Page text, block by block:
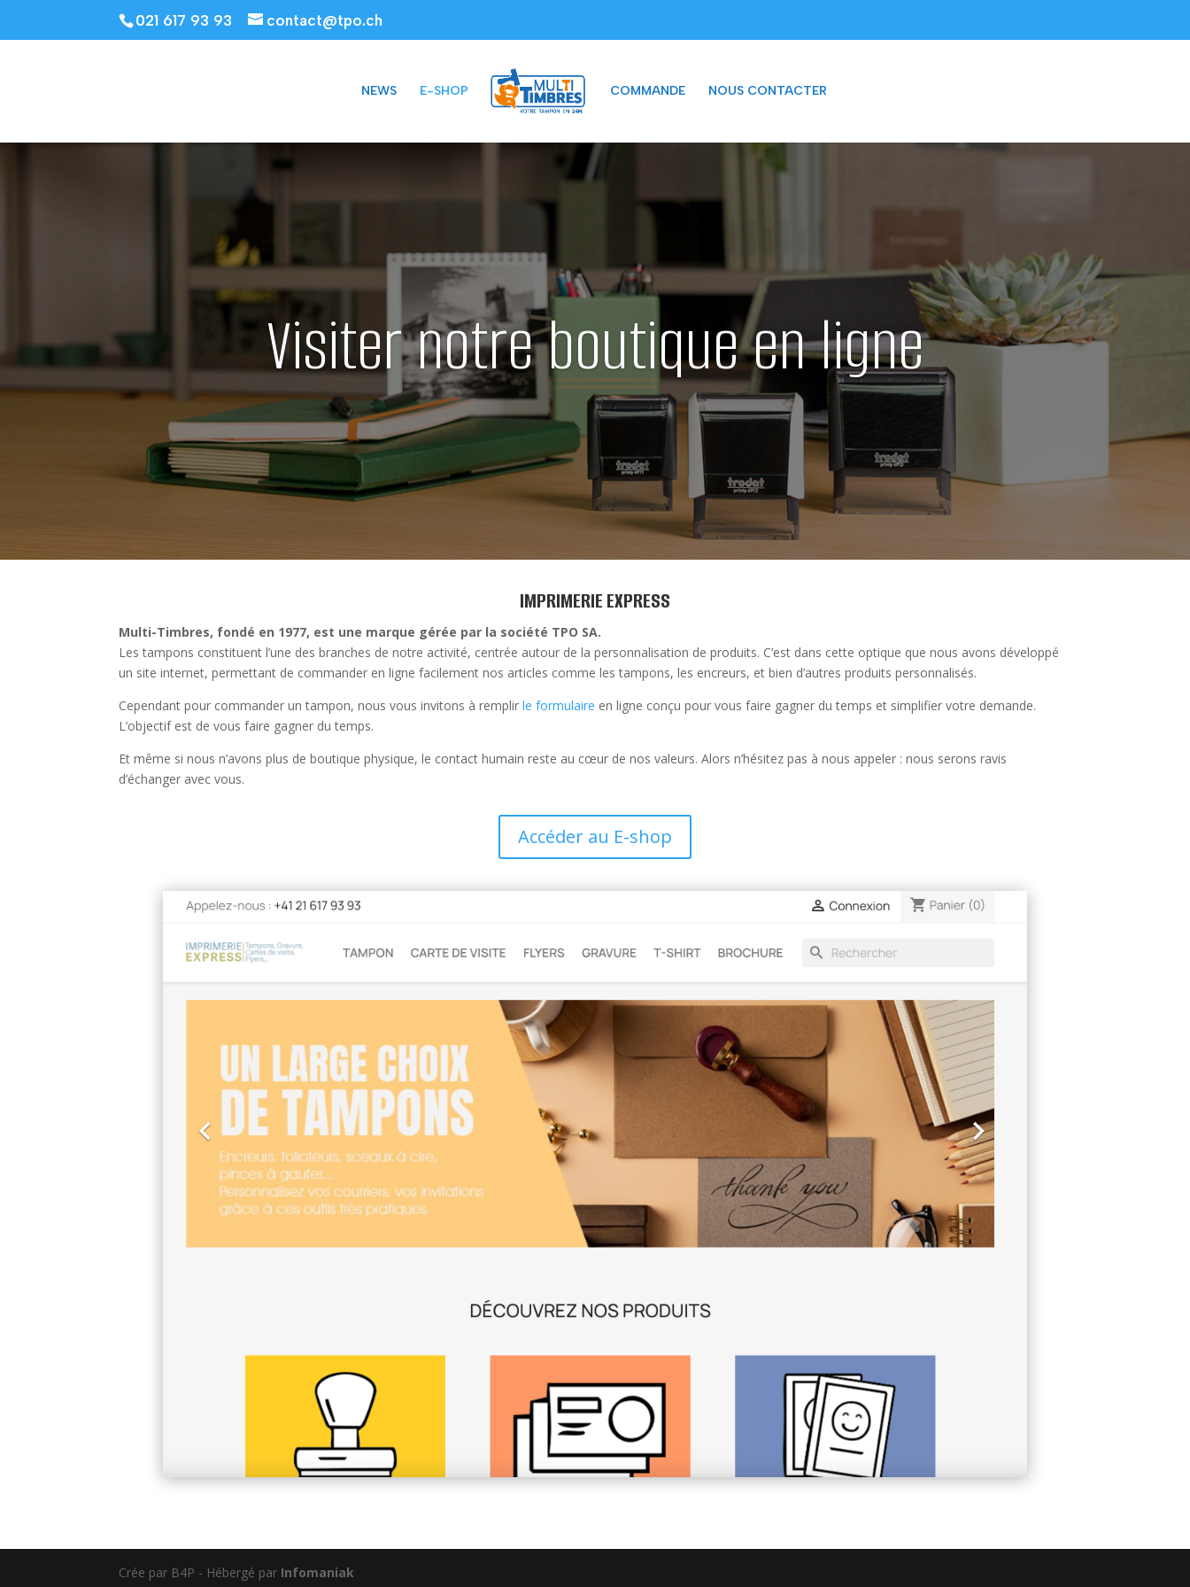
021 617 93 93 contact@tpo.ch
NEWS E-SHOP COMMANDE NOUS CONTACTER
Visiter notre boutique en ligne
IMPRIMERIE EXPRESS
Multi-Timbres, fondé en 1977, est une marque gérée par la société TPO SA.
Les tampons constituent l’une des branches de notre activité, centrée autour de la personnalisation de produits. C’est dans cette optique que nous avons développé
un site internet, permettant de commander en ligne facilement nos articles comme les tampons, les encreurs, et bien d’autres produits personnalisés.
Cependant pour commander un tampon, nous vous invitons à remplirle formulaire en ligne conçu pour vous faire gagner du temps et simplifier votre demande.
L’objectif est de vous faire gagner du temps.
Et même si nous n’avons plus de boutique physique, le contact humain reste au cœur de nos valeurs. Alors n’hésitez pas à nous appeler : nous serons ravis
d’échanger avec vous.
Accéder au E-shop
Crée par B4P - Hébergé par Infomaniak